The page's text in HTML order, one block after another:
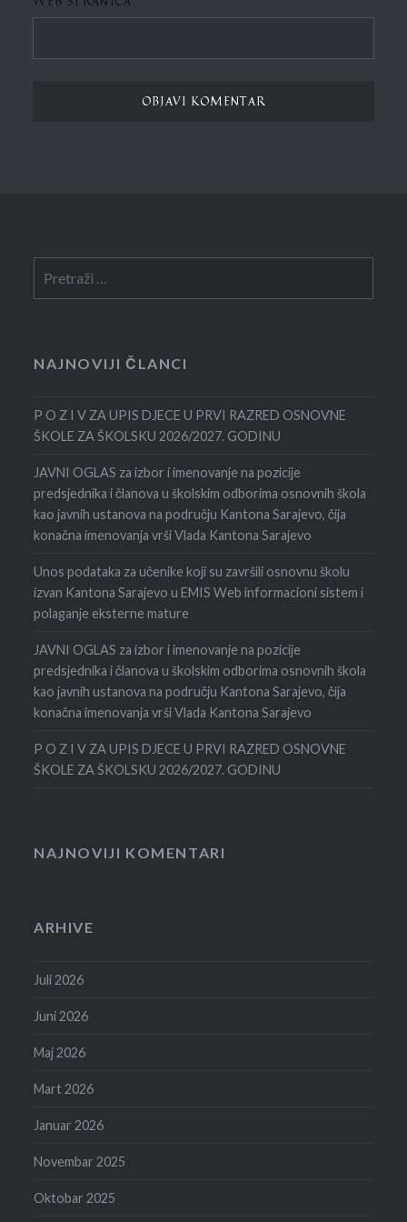
NAJNOVIJI ČLANCI
P O Z I V ZA UPIS DJECE U PRVI RAZRED OSNOVNE
ŠKOLE ZA ŠKOLSKU 2026/2027. GODINU
JAVNI OGLAS za izbor i imenovanje na pozicije
predsjednika i članova u školskim odborima osnovnih škola
kao javnih ustanova na području Kantona Sarajevo, čija
konačna imenovanja vrši Vlada Kantona Sarajevo
Unos podataka za učenike koji su završili osnovnu školu
izvan Kantona Sarajevo u EMIS Web informacioni sistem i
polaganje eksterne mature
JAVNI OGLAS za izbor i imenovanje na pozicije
predsjednika i članova u školskim odborima osnovnih škola
kao javnih ustanova na području Kantona Sarajevo, čija
konačna imenovanja vrši Vlada Kantona Sarajevo
P O Z I V ZA UPIS DJECE U PRVI RAZRED OSNOVNE
ŠKOLE ZA ŠKOLSKU 2026/2027. GODINU
NAJNOVIJI KOMENTARI
ARHIVE
Juli 2026
Juni 2026
Maj 2026
Mart 2026
Januar 2026
Novembar 2025
Oktobar 2025